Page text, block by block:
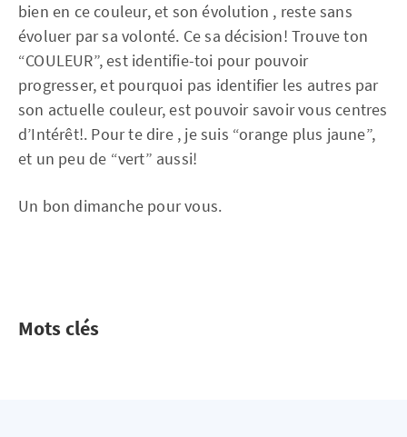
bien en ce couleur, et son évolution , reste sans
évoluer par sa volonté. Ce sa décision! Trouve ton
“COULEUR”, est identifie-toi pour pouvoir
progresser, et pourquoi pas identifier les autres par
son actuelle couleur, est pouvoir savoir vous centres
d’Intérêt!. Pour te dire , je suis “orange plus jaune”,
et un peu de “vert” aussi!
Un bon dimanche pour vous.
Mots clés